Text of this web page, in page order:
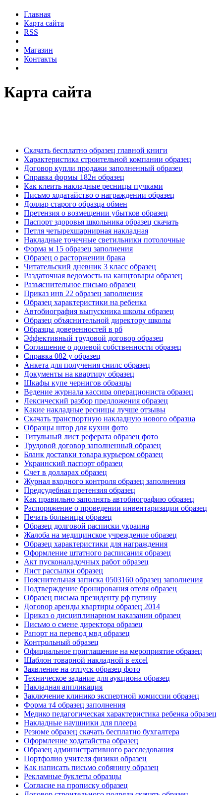
Главная
Карта сайта
RSS
Магазин
Контакты
Карта сайта
Скачать бесплатно образец главной книги
Характеристика строительной компании образец
Договор купли продажи заполненный образец
Справка формы 182н образец
Как клеить накладные ресницы пучками
Письмо ходатайство о награждении образец
Доллар старого образца обмен
Претензия о возмещении убытков образец
Паспорт здоровья школьника образец скачать
Петля четырехшарнирная накладная
Накладные точечные светильники потолочные
Форма м 15 образец заполнения
Образец о расторжении брака
Читательский дневник 3 класс образец
Раздаточная ведомость на канцтовары образец
Разъяснительное письмо образец
Приказ инв 22 образец заполнения
Образец характеристики на ребенка
Автобиография выпускника школы образец
Образец объяснительной директору школы
Образцы доверенностей в рб
Эффективный трудовой договор образец
Соглашение о долевой собственности образец
Справка 082 у образец
Анкета для получения снилс образец
Документы на квартиру образец
Шкафы купе чернигов образцы
Ведение журнала кассира операциониста образец
Лексический разбор предложения образец
Какие накладные ресницы лучше отзывы
Скачать транспортную накладную нового образца
Образцы штор для кухни фото
Титульный лист реферата образец фото
Трудовой договор заполненный образец
Бланк доставки товара курьером образец
Украинский паспорт образец
Счет в долларах образец
Журнал входного контроля образец заполнения
Предсудебная претензия образец
Как правильно заполнять автобиографию образец
Распоряжение о проведении инвентаризации образец
Печать больницы образец
Образец долговой расписки украина
Жалоба на медицинское учреждение образец
Образец характеристики для награждения
Оформление штатного расписания образец
Акт пусконаладочных работ образец
Лист рассылки образец
Пояснительная записка 0503160 образец заполнения
Подтверждение бронирования отеля образец
Образец письма президенту рф путину
Договор аренды квартиры образец 2014
Приказ о дисциплинарном наказании образец
Письмо о смене директора образец
Рапорт на перевод мвд образец
Контрольный образец
Официальное приглашение на мероприятие образец
Шаблон товарной накладной в excel
Заявление на отпуск образец фото
Техническое задание для аукциона образец
Накладная аппликация
Заключение клинико экспертной комиссии образец
Форма т4 образец заполнения
Медико педагогическая характеристика ребенка образец
Накладные наушники для плеера
Резюме образец скачать бесплатно бухгалтера
Оформление ходатайства образец
Образец административного расследования
Портфолио учителя физики образец
Как написать письмо собянину образец
Рекламные буклеты образцы
Согласие на прописку образец